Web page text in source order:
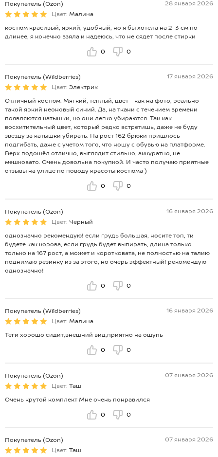
Покупатель (Ozon)
28 января 2026
Цвет: Малина
костюм красивый, яркий, удобный, но я бы хотела на 2-3 см по
длинее, я конечно взяла и надеюсь, что не сядет после стирки
0 0
Покупатель (Wildberries)
17 января 2026
Цвет: Электрик
Отличный костюм. Мягкий, теплый, цвет - как на фото, реально
такой яркий неоновый синий. Да, на ткани с течением времени
появляются катышки, но они легко убираются. Так как
восхитительный цвет, который редко встретишь, даже не буду
звезду за катышки убирать. На рост 162 брюки пришлось
подгибать, даже с учетом того, что ношу с обувью на платформе.
Верх подошёл отлично, выглядит стильно, аккуратно, не
мешковато. Очень довольна покупкой. И часто получаю приятные
отзывы на улице по поводу красоты костюма )
0 0
Покупатель (Ozon)
16 января 2026
Цвет: Черный
однозначно рекомендую! если грудь большая, носите топ, тк
будете как корова, если грудь будет выпирать, длина только
только на 167 рост, а может и коротковата, не полностью на талию
поднимаю резинку из за этого, но очерь эффектный! рекомендую
однозначно!
0 0
Покупатель (Wildberries)
16 января 2026
Цвет: Малина
Теги хорошо сидит,внешний вид,приятно на ощупь
0 0
Покупатель (Ozon)
07 января 2026
Цвет: Таш
Очень крутой комплект Мне очень понравился
0 0
Покупатель (Ozon)
07 января 2026
Цвет: Таш